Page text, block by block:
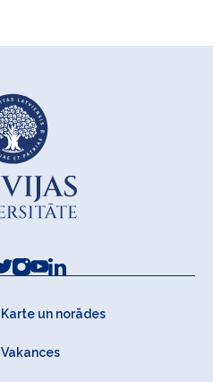
Karte un norādes
Vakances